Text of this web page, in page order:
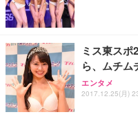
ミス東ス
ら、ムチム
エンタメ
2017.12.25(月)